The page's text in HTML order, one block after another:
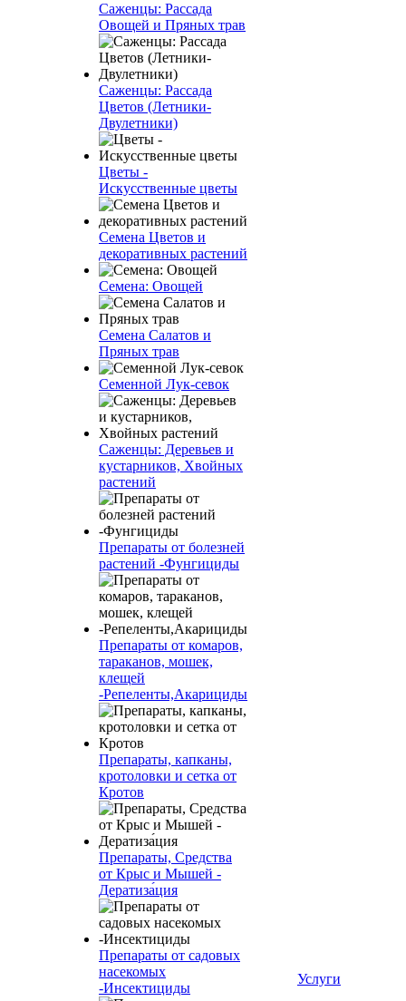
Саженцы: Рассада
Овощей и Пряных трав
Саженцы: Рассада
Цветов (Летники-
Двулетники)
Цветы -
Искусственные цветы
Семена Цветов и
декоративных растений
Семена: Овощей
Семена Салатов и
Пряных трав
Семенной Лук-севок
Саженцы: Деревьев и
кустарников, Хвойных
растений
Препараты от болезней
растений -Фунгициды
Препараты от комаров,
тараканов, мошек,
клещей
-Репеленты,Акарициды
Препараты, капканы,
кротоловки и сетка от
Кротов
Препараты, Средства
от Крыс и Мышей -
Дератиза́ция
Препараты от садовых
насекомых
-Инсектициды
Услуги